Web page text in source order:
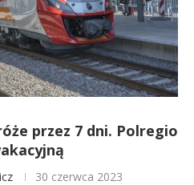
przez 7 dni. Polregio
30 czerwca 2023